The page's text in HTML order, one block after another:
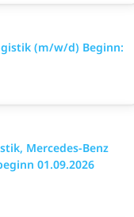
(m/w/d) Beginn:
Mercedes-Benz
01.09.2026